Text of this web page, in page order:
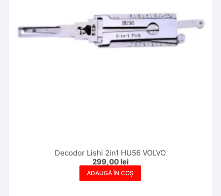
Decodor Lishi 2in1 HU56 VOLVO
299,00 lei
ADAUGĂ ÎN COȘ